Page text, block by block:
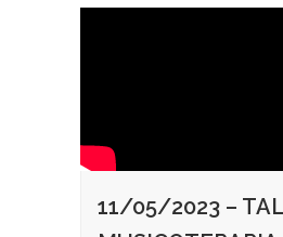
11/05/2023 –